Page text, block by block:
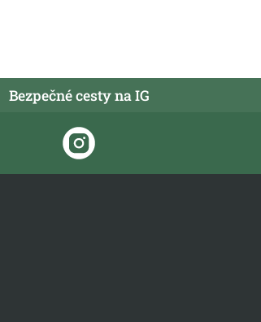
Bezpečné cesty na IG